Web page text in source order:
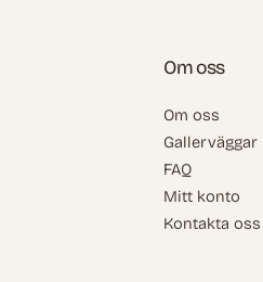
Om oss
Om oss
Gallerväggar
FAQ
Mitt konto
Kontakta oss